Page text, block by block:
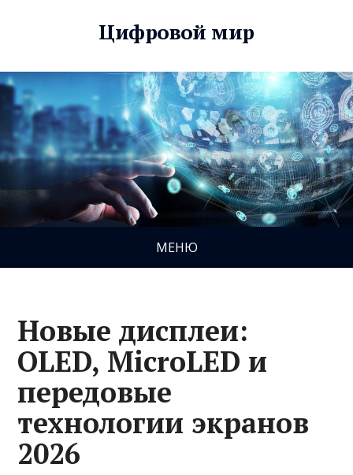
Цифровой мир
МЕНЮ
Новые дисплеи:
OLED, MicroLED и
передовые
технологии экранов
2026